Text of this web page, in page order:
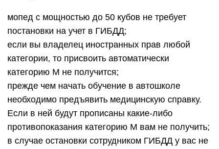
мопед с мощностью до 50 кубов не требует
постановки на учет в ГИБДД;
если вы владелец иностранных прав любой
категории, то присвоить автоматически
категорию М не получится;
прежде чем начать обучение в автошколе
необходимо предъявить медицинскую справку.
Если в ней будут прописаны какие-либо
противопоказания категорию М вам не получить;
в случае остановки сотрудником ГИБДД у вас не